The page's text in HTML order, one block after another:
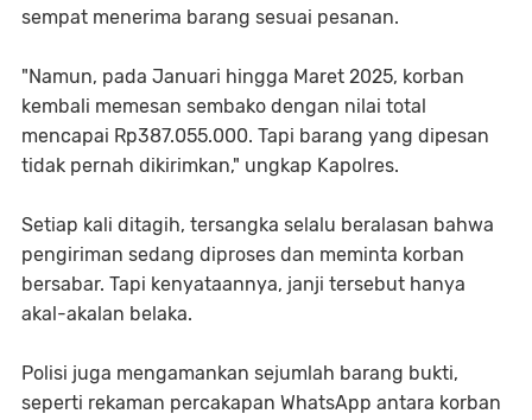
sempat menerima barang sesuai pesanan.
"Namun, pada Januari hingga Maret 2025, korban
kembali memesan sembako dengan nilai total
mencapai Rp387.055.000. Tapi barang yang dipesan
tidak pernah dikirimkan," ungkap Kapolres.
Setiap kali ditagih, tersangka selalu beralasan bahwa
pengiriman sedang diproses dan meminta korban
bersabar. Tapi kenyataannya, janji tersebut hanya
akal-akalan belaka.
Polisi juga mengamankan sejumlah barang bukti,
seperti rekaman percakapan WhatsApp antara korban